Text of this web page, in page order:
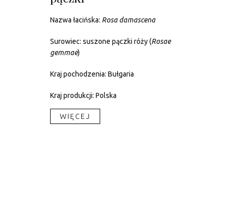
Nazwa łacińska: Rosa damascena
Surowiec: suszone pączki róży (Rosae
gemmae)
Kraj pochodzenia: Bułgaria
Kraj produkcji: Polska
WIĘCEJ​